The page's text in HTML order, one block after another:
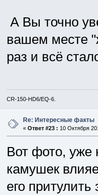
А Вы точно
вашем месте
раз и всё
CR-150-HD6/EQ-6.
Re: Интересные факты
« Ответ #23 : 10 Октября
Вот фото,
камушек
его